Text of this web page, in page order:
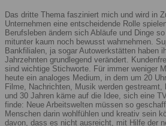
Das dritte Thema fasziniert mich und wird in
Unternehmen eine entscheidende Rolle
Berufsleben ändern sich Abläufe und Dinge
mitunter kaum noch bewusst wahrnehmen.
Bankfilialen, ja sogar Autowerkstätten haben
Jahrzehnten grundlegend verändert.
sind wichtige Stichworte. Für immer weniger
heute ein analoges Medium, in dem um 20
Filme, Nachrichten, Musik werden
und 30 Jahren käme auf die Idee, sich eine
finde: Neue Arbeitswelten müssen so
Menschen darin wohlfühlen und kreativ sein
davon, dass es nicht ausreicht, mit Hilfe der